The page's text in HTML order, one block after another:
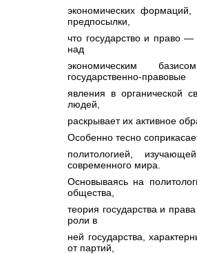
экономических формаций,
предпосылки,
что государство и право
над
экономическим
государственно-правовые
явления в органической
людей,
раскрывает их активное
Особенно тесно
политологией,
современного мира.
Основываясь на
общества,
теория государства и
роли в
ней государства,
от партий,